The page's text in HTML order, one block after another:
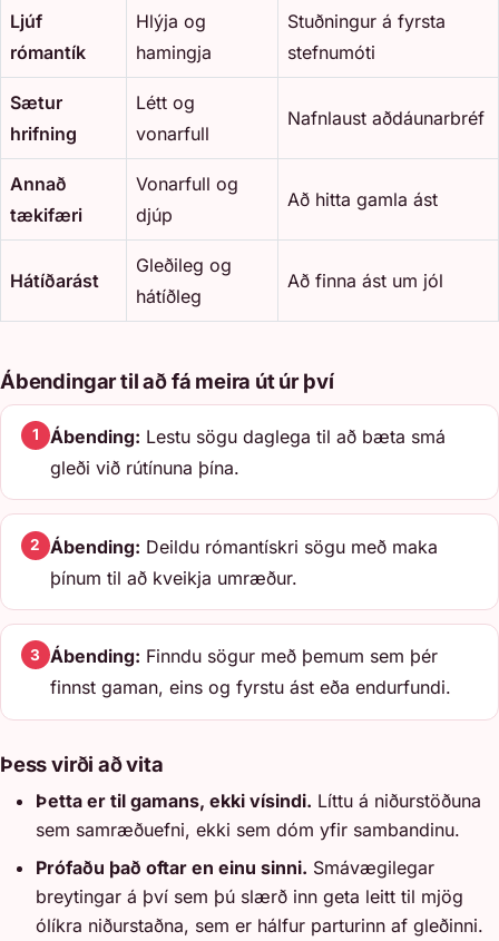
Ljúf
rómantík
Hlýja og
hamingja
Stuðningur á fyrsta
stefnumóti
Sætur
hrifning
Létt og
vonarfull
Nafnlaust aðdáunarbréf
Annað
tækifæri
Vonarfull og
djúp
Að hitta gamla ást
Hátíðarást
Gleðileg og
hátíðleg
Að finna ást um jól
Ábendingar til að fá meira út úr því
1 Ábending: Lestu sögu daglega til að bæta smá
gleði við rútínuna þína.
2 Ábending: Deildu rómantískri sögu með maka
þínum til að kveikja umræður.
3 Ábending: Finndu sögur með þemum sem þér
finnst gaman, eins og fyrstu ást eða endurfundi.
Þess virði að vita
Þetta er til gamans, ekki vísindi. Líttu á niðurstöðuna
sem samræðuefni, ekki sem dóm yfir sambandinu.
Prófaðu það oftar en einu sinni. Smávægilegar
breytingar á því sem þú slærð inn geta leitt til mjög
ólíkra niðurstaðna, sem er hálfur parturinn af gleðinni.